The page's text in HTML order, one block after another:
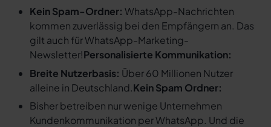
Kein Spam-Ordner: WhatsApp-Nachrichten
kommen zuverlässig bei den Empfängern an. Das
gilt auch für WhatsApp-Marketing-
Newsletter!Personalisierte Kommunikation:
Breite Nutzerbasis: Über 60 Millionen Nutzer
alleine in Deutschland.Kein Spam Ordner:
Bisher betreiben nur wenige Unternehmen
Kundenkommunikation per WhatsApp. Und die